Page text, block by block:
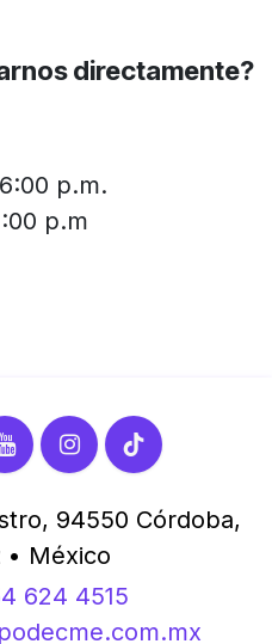
directamente?
p.m.
p.m
94550 Córdoba,
• México
624 4515